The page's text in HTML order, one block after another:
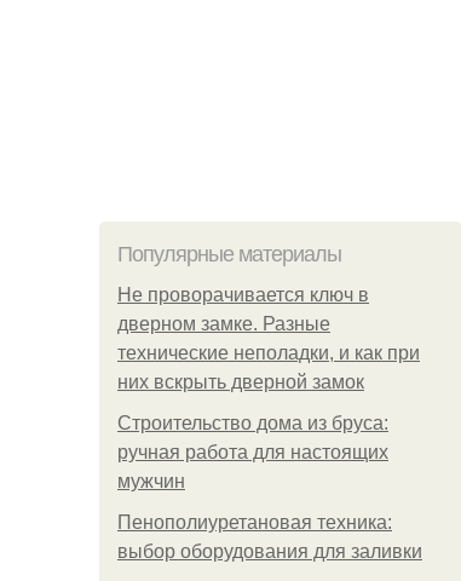
Популярные материалы
Не проворачивается ключ в
дверном замке. Разные
технические неполадки, и как при
них вскрыть дверной замок
Строительство дома из бруса:
ручная работа для настоящих
мужчин
Пенополиуретановая техника:
выбор оборудования для заливки